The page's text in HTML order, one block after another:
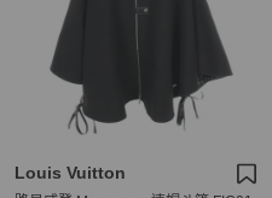
Louis Vuitton